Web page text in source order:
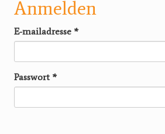
Anmelden
E-mailadresse *
Passwort *